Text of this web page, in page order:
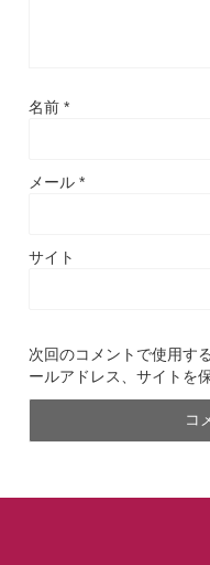
名前 *
メール *
サイト
次回のコメントで使用す
ールアドレス、サイトを